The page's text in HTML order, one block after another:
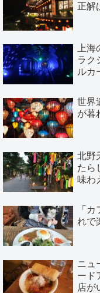
正解
上
ラク
ルカ
世界
が暮
北野
たら
味わ
「
れで
ニュ
ード
店が